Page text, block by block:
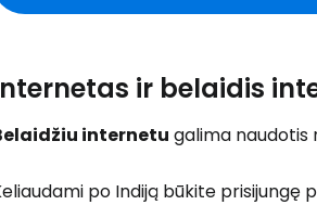
ir belaidis
internetu galima naudotis
po Indiją būkite prisijungę